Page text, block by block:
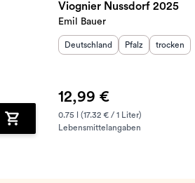
Zum Warenkorb hinzufügen
Viognier Nussdorf 2025
Emil Bauer
Herkunftsland
Deutschland Herkunftsregion
Pfalz Geschmack
trocken
12,99 €
0.75 l (17.32 € / 1 Liter)
Lebensmittelangaben